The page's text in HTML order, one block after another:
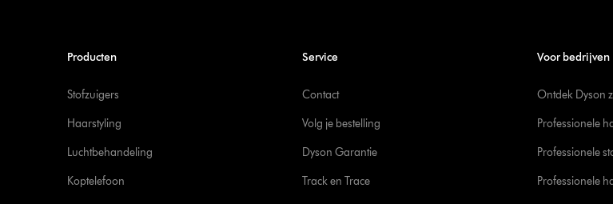
Producten
Stofzuigers
Haarstyling
Luchtbehandeling
Koptelefoon
Service
Contact
Volg je bestelling
Dyson Garantie
Track en Trace
Voor bedrijven
Ontdek Dyson
Professionele
Professionele
Professionele